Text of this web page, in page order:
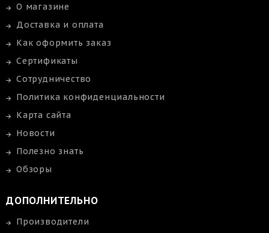
О магазине
Доставка и оплата
Как оформить заказ
Сертификаты
Сотрудничество
Политика конфиденциальности
Карта сайта
Новости
Полезно знать
Обзоры
ДОПОЛНИТЕЛЬНО
Производители